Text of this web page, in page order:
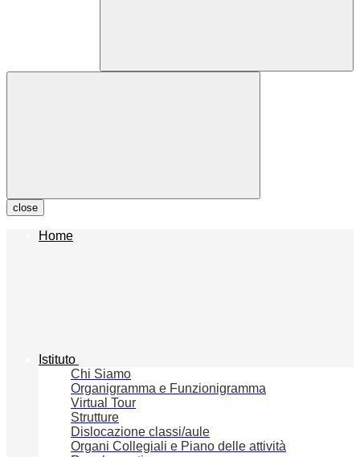
close
Home
Istituto
Chi Siamo
Organigramma e Funzionigramma
Virtual Tour
Strutture
Dislocazione classi/aule
Organi Collegiali e Piano delle attività